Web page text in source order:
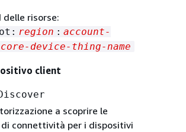
delle risorse:
region : account-
core-device-thing-name
client
a scoprire le
connettività per i dispositivi